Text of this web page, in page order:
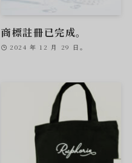
商標註冊已完成。
2024 年 12 月 29 日。